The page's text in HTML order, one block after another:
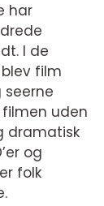
har
I de
film
uden
dramatisk
og
folk